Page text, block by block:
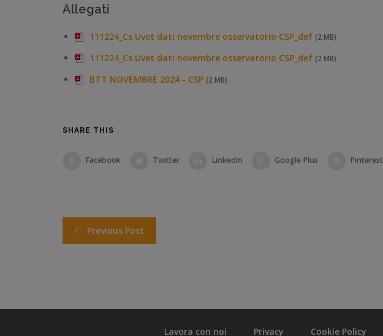
Allegati
111224_Cs Uvet dati novembre osservatorio CSP_def (2 MB)
111224_Cs Uvet dati novembre osservatorio CSP_def (2 MB)
BTT NOVEMBRE 2024 - CSP (2 MB)
SHARE THIS
Facebook Twitter Linkedin Google Plus Pinterest
Previous Post
Lavora con noi Privacy Cookie Policy